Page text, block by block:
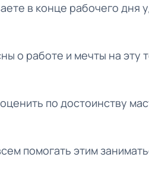
в конце рабочего дня
о работе и мечты на эту
по достоинству
помогать этим